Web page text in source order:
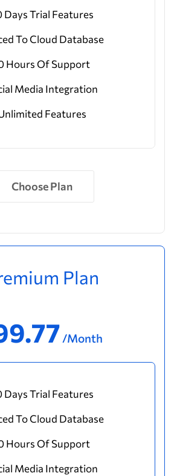
Days Trial Features
To Cloud Database
Hours Of Support
Media Integration
Features
Choose Plan
Plan
/Month
Days Trial Features
To Cloud Database
Hours Of Support
Media Integration